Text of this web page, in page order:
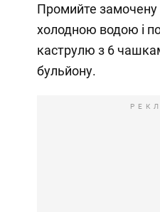
Промийте замочену
холодною водою і
каструлю з 6
бульйону.